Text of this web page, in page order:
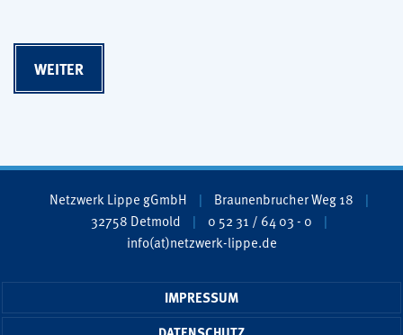
Netzwerk Lippe gGmbH
Braunenbrucher Weg 18
32758 Detmold
0 52 31 / 64 03 - 0
info(at)netzwerk-lippe.de
IMPRESSUM